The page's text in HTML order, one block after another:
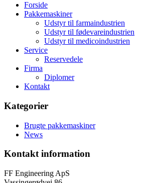
Forside
Pakkemaskiner
Udstyr til farmaindustrien
Udstyr til fødevareindustrien
Udstyr til medicoindustrien
Service
Reservedele
Firma
Diplomer
Kontakt
Kategorier
Brugte pakkemaskiner
News
Kontakt information
FF Engineering ApS